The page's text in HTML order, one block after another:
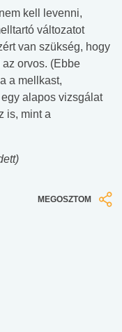
nem kell levenni,
változatot
van szükség, hogy
orvos. (Ebbe
a mellkast,
alapos vizsgálat
is, mint a
MEGOSZTOM